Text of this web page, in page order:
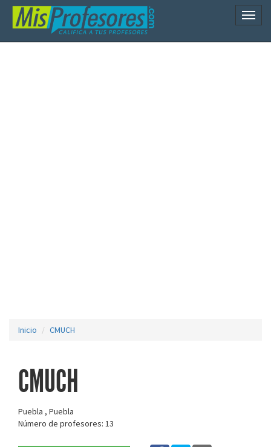
Inicio CMUCH
CMUCH
Puebla , Puebla
Número de profesores: 13